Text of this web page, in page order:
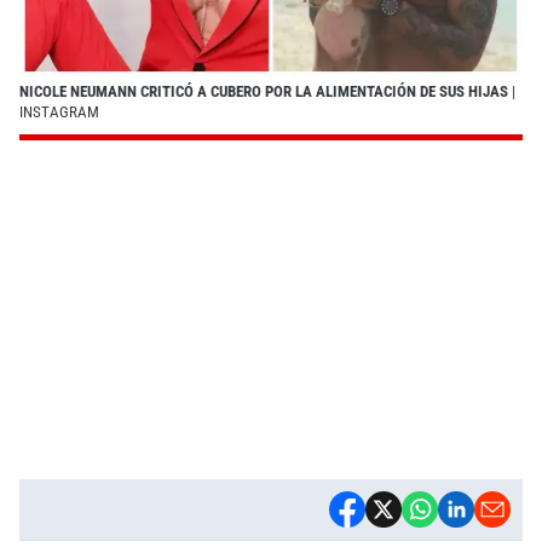
NICOLE NEUMANN CRITICÓ A CUBERO POR LA ALIMENTACIÓN DE SUS HIJAS |
INSTAGRAM